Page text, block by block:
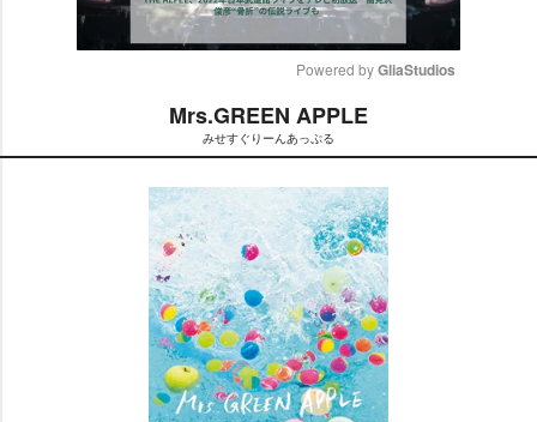
t
e
Powered by GliaStudios
Mrs.GREEN APPLE
みせすぐりーんあっぷる